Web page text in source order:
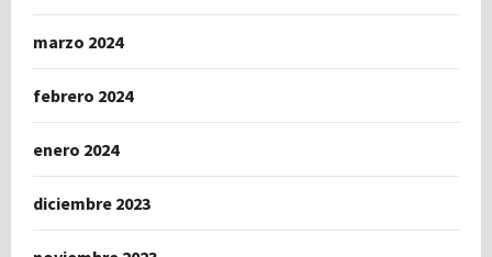
marzo 2024
febrero 2024
enero 2024
diciembre 2023